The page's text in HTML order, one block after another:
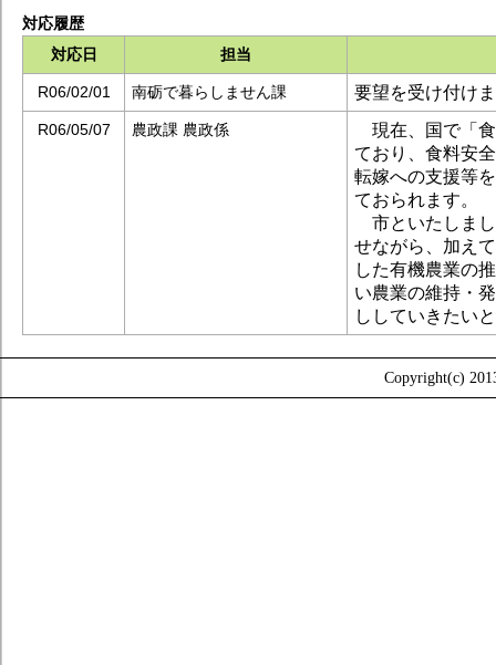
対応履歴
対応日
担当
R06/02/01 南砺で暮らしません課 要望を受け付け
R06/05/07 農政課 農政係
現在、国で「
ており、食料安
転嫁への支援等
ておられます。
市といたしま
せながら、加え
した有機農業の
い農業の維持・
ししていきたい
Copyright(c)